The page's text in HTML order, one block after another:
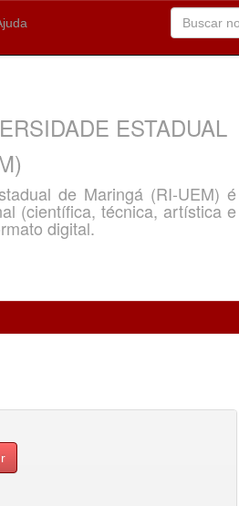
ESTADUAL
de Maringá (RI-UEM) é
(científica, técnica, artística e
digital.